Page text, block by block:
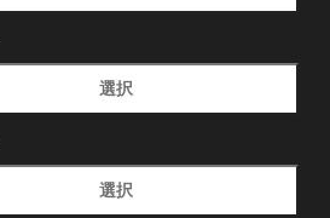
選択
選択